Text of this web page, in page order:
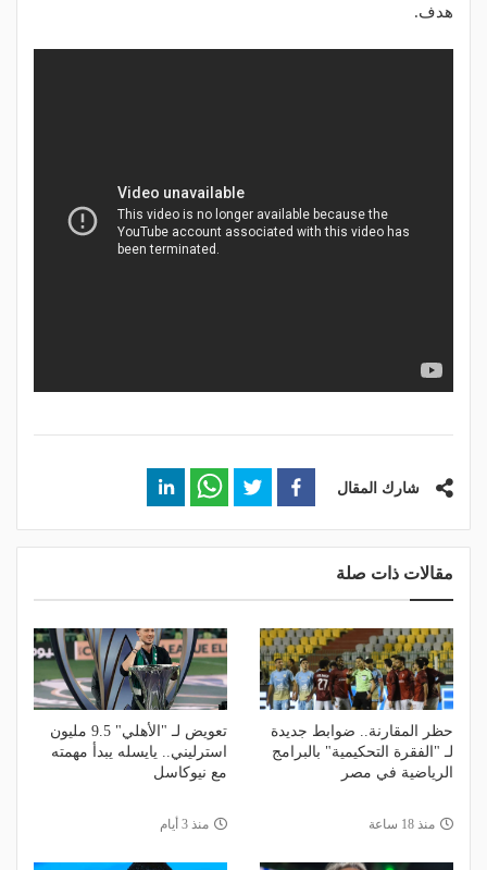
هدف.
شارك المقال
مقالات ذات صلة
حظر المقارنة.. ضوابط جديدة
لـ "الفقرة التحكيمية" بالبرامج
الرياضية في مصر
منذ 18 ساعة
تعويض لـ "الأهلي" 9.5 مليون
استرليني.. يايسله يبدأ مهمته
مع نيوكاسل
منذ 3 أيام